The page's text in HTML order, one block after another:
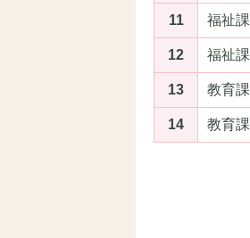
11 福祉課
12 福祉課
13 教育課
14 教育課